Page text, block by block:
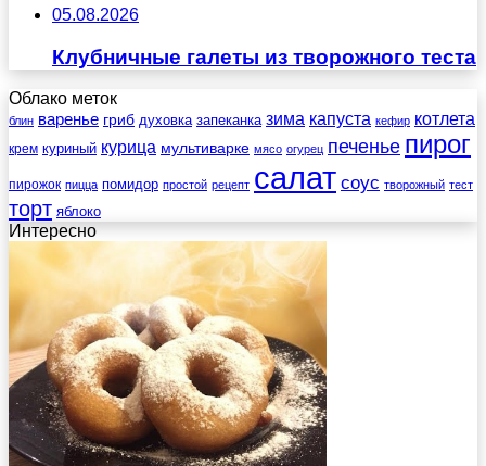
05.08.2026
Клубничные галеты из творожного теста
Облако меток
блин варенье гриб духовка запеканка зима капуста кефир котлета
крем куриный курица мультиварке мясо огурец печенье пирог
пирожок пицца помидор простой рецепт салат соус творожный тест
торт яблоко
Интересно